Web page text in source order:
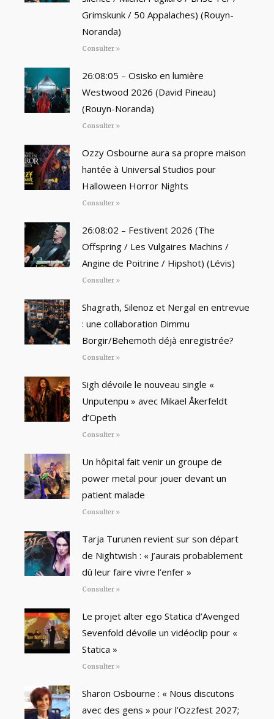
Grimskunk / 50 Appalaches) (Rouyn-
Noranda)
Consulter »
26:08:05 – Osisko en lumière
Westwood 2026 (David Pineau)
(Rouyn-Noranda)
Consulter »
Ozzy Osbourne aura sa propre maison
hantée à Universal Studios pour
Halloween Horror Nights
Consulter »
26:08:02 – Festivent 2026 (The
Offspring / Les Vulgaires Machins /
Angine de Poitrine / Hipshot) (Lévis)
Consulter »
Shagrath, Silenoz et Nergal en entrevue
: une collaboration Dimmu
Borgir/Behemoth déjà enregistrée?
Consulter »
Sigh dévoile le nouveau single «
Unputenpu » avec Mikael Åkerfeldt
d’Opeth
Consulter »
Un hôpital fait venir un groupe de
power metal pour jouer devant un
patient malade
Consulter »
Tarja Turunen revient sur son départ
de Nightwish : « J’aurais probablement
dû leur faire vivre l’enfer »
Consulter »
Le projet alter ego Statica d’Avenged
Sevenfold dévoile un vidéoclip pour «
Statica »
Consulter »
Sharon Osbourne : « Nous discutons
avec des gens » pour l’Ozzfest 2027;